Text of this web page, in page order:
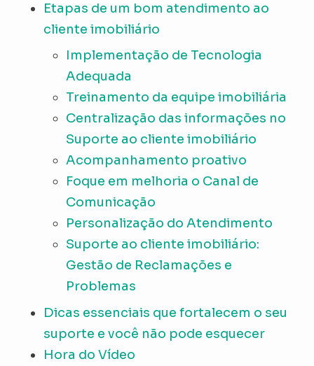
Etapas de um bom atendimento ao
cliente imobiliário
Implementação de Tecnologia
Adequada
Treinamento da equipe imobiliária
Centralização das informações no
Suporte ao cliente imobiliário
Acompanhamento proativo
Foque em melhoria o Canal de
Comunicação
Personalização do Atendimento
Suporte ao cliente imobiliário:
Gestão de Reclamações e
Problemas
Dicas essenciais que fortalecem o seu
suporte e você não pode esquecer
Hora do Vídeo